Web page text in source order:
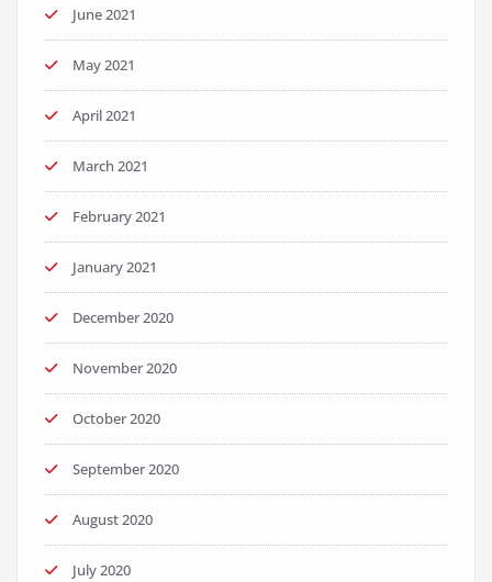
June 2021
May 2021
April 2021
March 2021
February 2021
January 2021
December 2020
November 2020
October 2020
September 2020
August 2020
July 2020